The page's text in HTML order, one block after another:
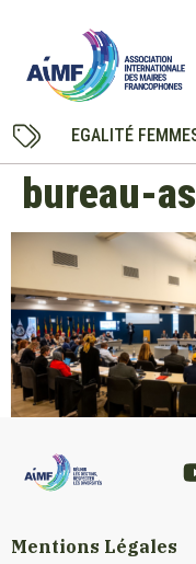
EGALITÉ
bureau-
Mentions Légales